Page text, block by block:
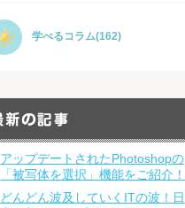
学べるコラム(162)
アップデートされたPhotoshopの
「被写体を選択」機能をご紹介！
どんどん波及していくITの波！日